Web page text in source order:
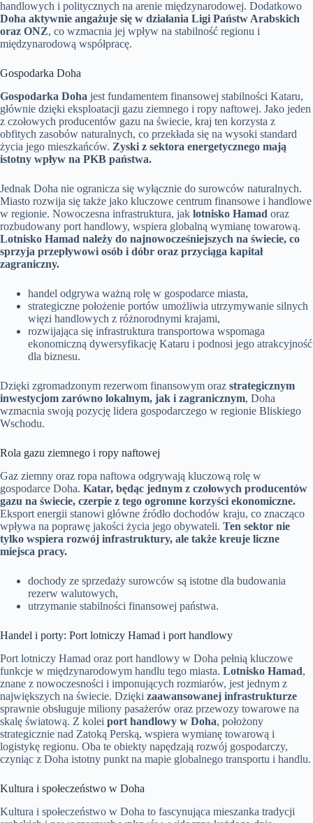
handlowych i politycznych na arenie międzynarodowej. Dodatkowo
Doha aktywnie angażuje się w działania Ligi Państw Arabskich
oraz ONZ, co wzmacnia jej wpływ na stabilność regionu i
międzynarodową współpracę.
Gospodarka Doha
Gospodarka Doha jest fundamentem finansowej stabilności Kataru,
głównie dzięki eksploatacji gazu ziemnego i ropy naftowej. Jako jeden
z czołowych producentów gazu na świecie, kraj ten korzysta z
obfitych zasobów naturalnych, co przekłada się na wysoki standard
życia jego mieszkańców. Zyski z sektora energetycznego mają
istotny wpływ na PKB państwa.
Jednak Doha nie ogranicza się wyłącznie do surowców naturalnych.
Miasto rozwija się także jako kluczowe centrum finansowe i handlowe
w regionie. Nowoczesna infrastruktura, jak lotnisko Hamad oraz
rozbudowany port handlowy, wspiera globalną wymianę towarową.
Lotnisko Hamad należy do najnowocześniejszych na świecie, co
sprzyja przepływowi osób i dóbr oraz przyciąga kapitał
zagraniczny.
handel odgrywa ważną rolę w gospodarce miasta,
strategiczne położenie portów umożliwia utrzymywanie silnych
więzi handlowych z różnorodnymi krajami,
rozwijająca się infrastruktura transportowa wspomaga
ekonomiczną dywersyfikację Kataru i podnosi jego atrakcyjność
dla biznesu.
Dzięki zgromadzonym rezerwom finansowym oraz strategicznym
inwestycjom zarówno lokalnym, jak i zagranicznym, Doha
wzmacnia swoją pozycję lidera gospodarczego w regionie Bliskiego
Wschodu.
Rola gazu ziemnego i ropy naftowej
Gaz ziemny oraz ropa naftowa odgrywają kluczową rolę w
gospodarce Doha. Katar, będąc jednym z czołowych producentów
gazu na świecie, czerpie z tego ogromne korzyści ekonomiczne.
Eksport energii stanowi główne źródło dochodów kraju, co znacząco
wpływa na poprawę jakości życia jego obywateli. Ten sektor nie
tylko wspiera rozwój infrastruktury, ale także kreuje liczne
miejsca pracy.
dochody ze sprzedaży surowców są istotne dla budowania
rezerw walutowych,
utrzymanie stabilności finansowej państwa.
Handel i porty: Port lotniczy Hamad i port handlowy
Port lotniczy Hamad oraz port handlowy w Doha pełnią kluczowe
funkcje w międzynarodowym handlu tego miasta. Lotnisko Hamad,
znane z nowoczesności i imponujących rozmiarów, jest jednym z
największych na świecie. Dzięki zaawansowanej infrastrukturze
sprawnie obsługuje miliony pasażerów oraz przewozy towarowe na
skalę światową. Z kolei port handlowy w Doha, położony
strategicznie nad Zatoką Perską, wspiera wymianę towarową i
logistykę regionu. Oba te obiekty napędzają rozwój gospodarczy,
czyniąc z Doha istotny punkt na mapie globalnego transportu i handlu.
Kultura i społeczeństwo w Doha
Kultura i społeczeństwo w Doha to fascynująca mieszanka tradycji